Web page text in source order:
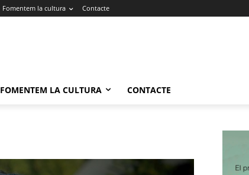
Fomentem la cultura Contacte
FOMENTEM LA CULTURA CONTACTE